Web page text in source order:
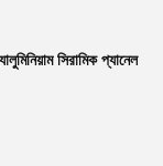
সিরামিক প্যানেল